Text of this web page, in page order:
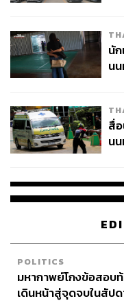
นั
น
สื่
น
POLITICS
มหากาพย์โกงข้อสอบ
เดินหน้าสู่จุดจบในสัป